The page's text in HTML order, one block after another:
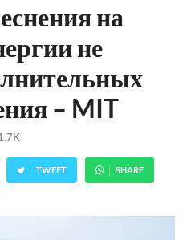
на
не
– MIT
TWEET SHARE